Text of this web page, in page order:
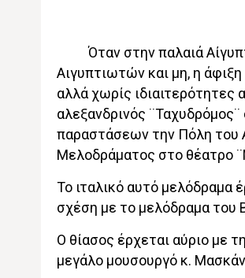
Όταν στην παλαιά
Αιγυπτιωτών και μη, η
αλλά χωρίς ιδιαιτερότητες
αλεξανδρινός
παραστάσεων την Πόλη του
Μελοδράματος στο θέατρο
Το ιταλικό αυτό μελόδραμα
σχέση με το μελόδραμα του
Ο θίασος έρχεται αύριο με
μεγάλο μουσουργό κ.